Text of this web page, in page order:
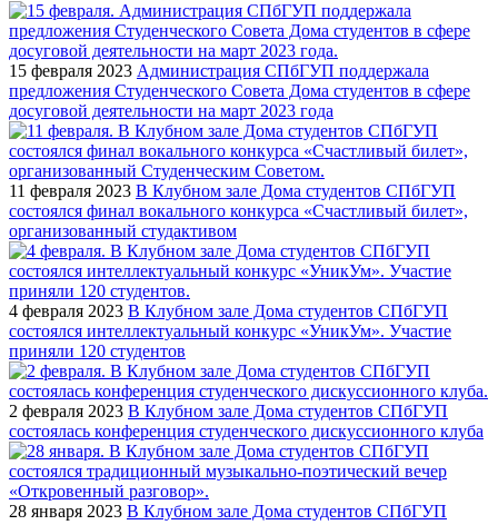
15 февраля 2023 Администрация СПбГУП поддержала
предложения Студенческого Совета Дома студентов в сфере
досуговой деятельности на март 2023 года
11 февраля 2023 В Клубном зале Дома студентов СПбГУП
состоялся финал вокального конкурса «Счастливый билет»,
организованный студактивом
4 февраля 2023 В Клубном зале Дома студентов СПбГУП
состоялся интеллектуальный конкурс «УникУм». Участие
приняли 120 студентов
2 февраля 2023 В Клубном зале Дома студентов СПбГУП
состоялась конференция студенческого дискуссионного клуба
28 января 2023 В Клубном зале Дома студентов СПбГУП